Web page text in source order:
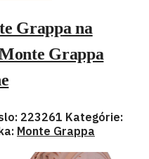
Grappa na
Grappa
223261 Kategórie:
Monte Grappa